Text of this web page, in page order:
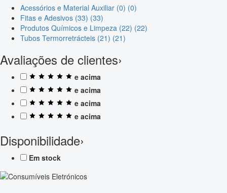
Acessórios e Material Auxiliar (0) (0)
Fitas e Adesivos (33) (33)
Produtos Químicos e Limpeza (22) (22)
Tubos Termorretrácteis (21) (21)
Avaliações de clientes›
e acima
e acima
e acima
e acima
Disponibilidade›
Em stock